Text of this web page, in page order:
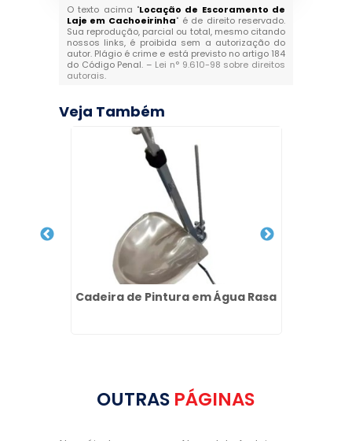
O texto acima "Locação de Escoramento de
Laje em Cachoeirinha" é de direito reservado.
Sua reprodução, parcial ou total, mesmo citando
nossos links, é proibida sem a autorização do
autor. Plágio é crime e está previsto no artigo 184
do Código Penal. – Lei n° 9.610-98 sobre direitos
autorais.
Veja Também
Cadeira de Pintura em Água Rasa
OUTRAS PÁGINAS